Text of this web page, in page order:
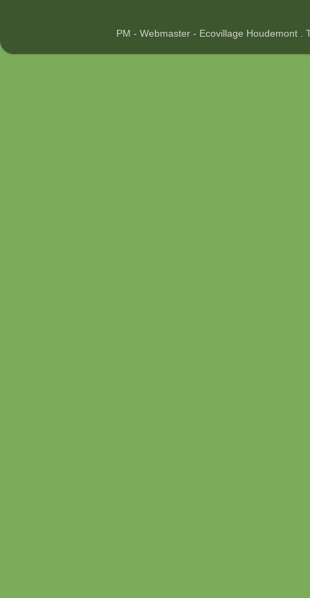
PM - Webmaster - Ecovillage Houdemont